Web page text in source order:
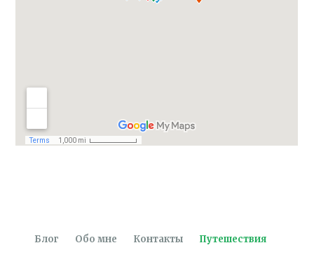
Блог Обо мне Контакты Путешествия